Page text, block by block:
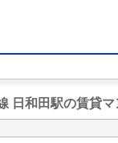
日和田駅の賃貸